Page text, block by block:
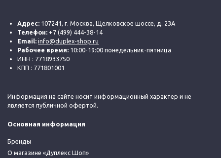
Адрес: 107241, г. Москва, Щелковское шоссе, д. 23А
Телефон: +7 (499) 444-38-14
Email: info@duplex-shop.ru
Рабочее время: 10:00-19:00 понедельник-пятница
ИНН : 7718933750
КПП : 771801001
Информация на сайте носит информационный характер и не
является публичной офертой.
Основная информация
Бренды
О магазине «Дуплекс Шоп»